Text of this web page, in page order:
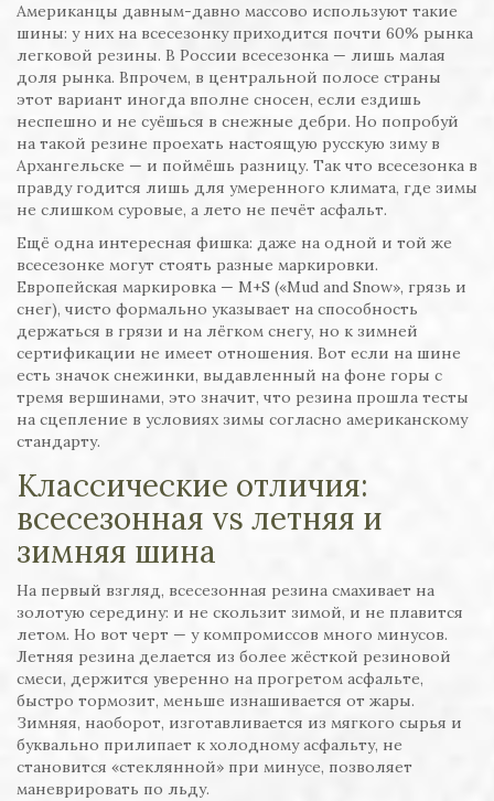
Американцы давным-давно массово используют такие
шины: у них на всесезонку приходится почти 60% рынка
легковой резины. В России всесезонка — лишь малая
доля рынка. Впрочем, в центральной полосе страны
этот вариант иногда вполне сносен, если ездишь
неспешно и не суёшься в снежные дебри. Но попробуй
на такой резине проехать настоящую русскую зиму в
Архангельске — и поймёшь разницу. Так что всесезонка в
правду годится лишь для умеренного климата, где зимы
не слишком суровые, а лето не печёт асфальт.
Ещё одна интересная фишка: даже на одной и той же
всесезонке могут стоять разные маркировки.
Европейская маркировка — M+S («Mud and Snow», грязь и
снег), чисто формально указывает на способность
держаться в грязи и на лёгком снегу, но к зимней
сертификации не имеет отношения. Вот если на шине
есть значок снежинки, выдавленный на фоне горы с
тремя вершинами, это значит, что резина прошла тесты
на сцепление в условиях зимы согласно американскому
стандарту.
Классические отличия:
всесезонная vs летняя и
зимняя шина
На первый взгляд, всесезонная резина смахивает на
золотую середину: и не скользит зимой, и не плавится
летом. Но вот черт — у компромиссов много минусов.
Летняя резина делается из более жёсткой резиновой
смеси, держится уверенно на прогретом асфальте,
быстро тормозит, меньше изнашивается от жары.
Зимняя, наоборот, изготавливается из мягкого сырья и
буквально прилипает к холодному асфальту, не
становится «стеклянной» при минусе, позволяет
маневрировать по льду.